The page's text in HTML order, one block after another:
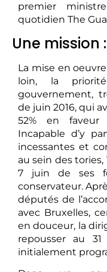
premier
quotidien The
Une mission
La mise en
loin, la
gouvernement,
de juin 2016, qui
52% en faveur
Incapable d’y
incessantes et
au sein des
7 juin de ses
conservateur.
députés de
avec Bruxelles,
en douceur, la
repousser au
initialement